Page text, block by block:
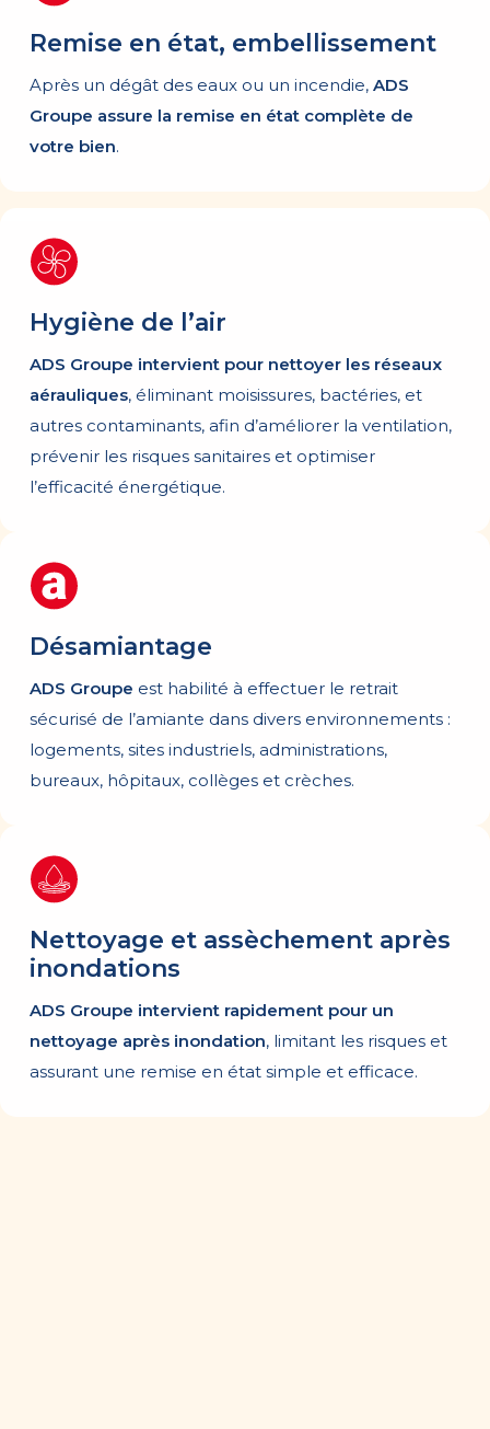
Remise en état, embellissement
Après un dégât des eaux ou un incendie, ADS
Groupe assure la remise en état complète de
votre bien.
Hygiène de l’air
ADS Groupe intervient pour nettoyer les réseaux
aérauliques, éliminant moisissures, bactéries, et
autres contaminants, afin d’améliorer la ventilation,
prévenir les risques sanitaires et optimiser
l’efficacité énergétique.
Désamiantage
ADS Groupe est habilité à effectuer le retrait
sécurisé de l’amiante dans divers environnements :
logements, sites industriels, administrations,
bureaux, hôpitaux, collèges et crèches.
Nettoyage et assèchement après
inondations
ADS Groupe intervient rapidement pour un
nettoyage après inondation, limitant les risques et
assurant une remise en état simple et efficace.